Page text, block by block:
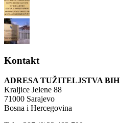
Kontakt
ADRESA TUŽITELJSTVA BIH
Kraljice Jelene 88
71000 Sarajevo
Bosna i Hercegovina